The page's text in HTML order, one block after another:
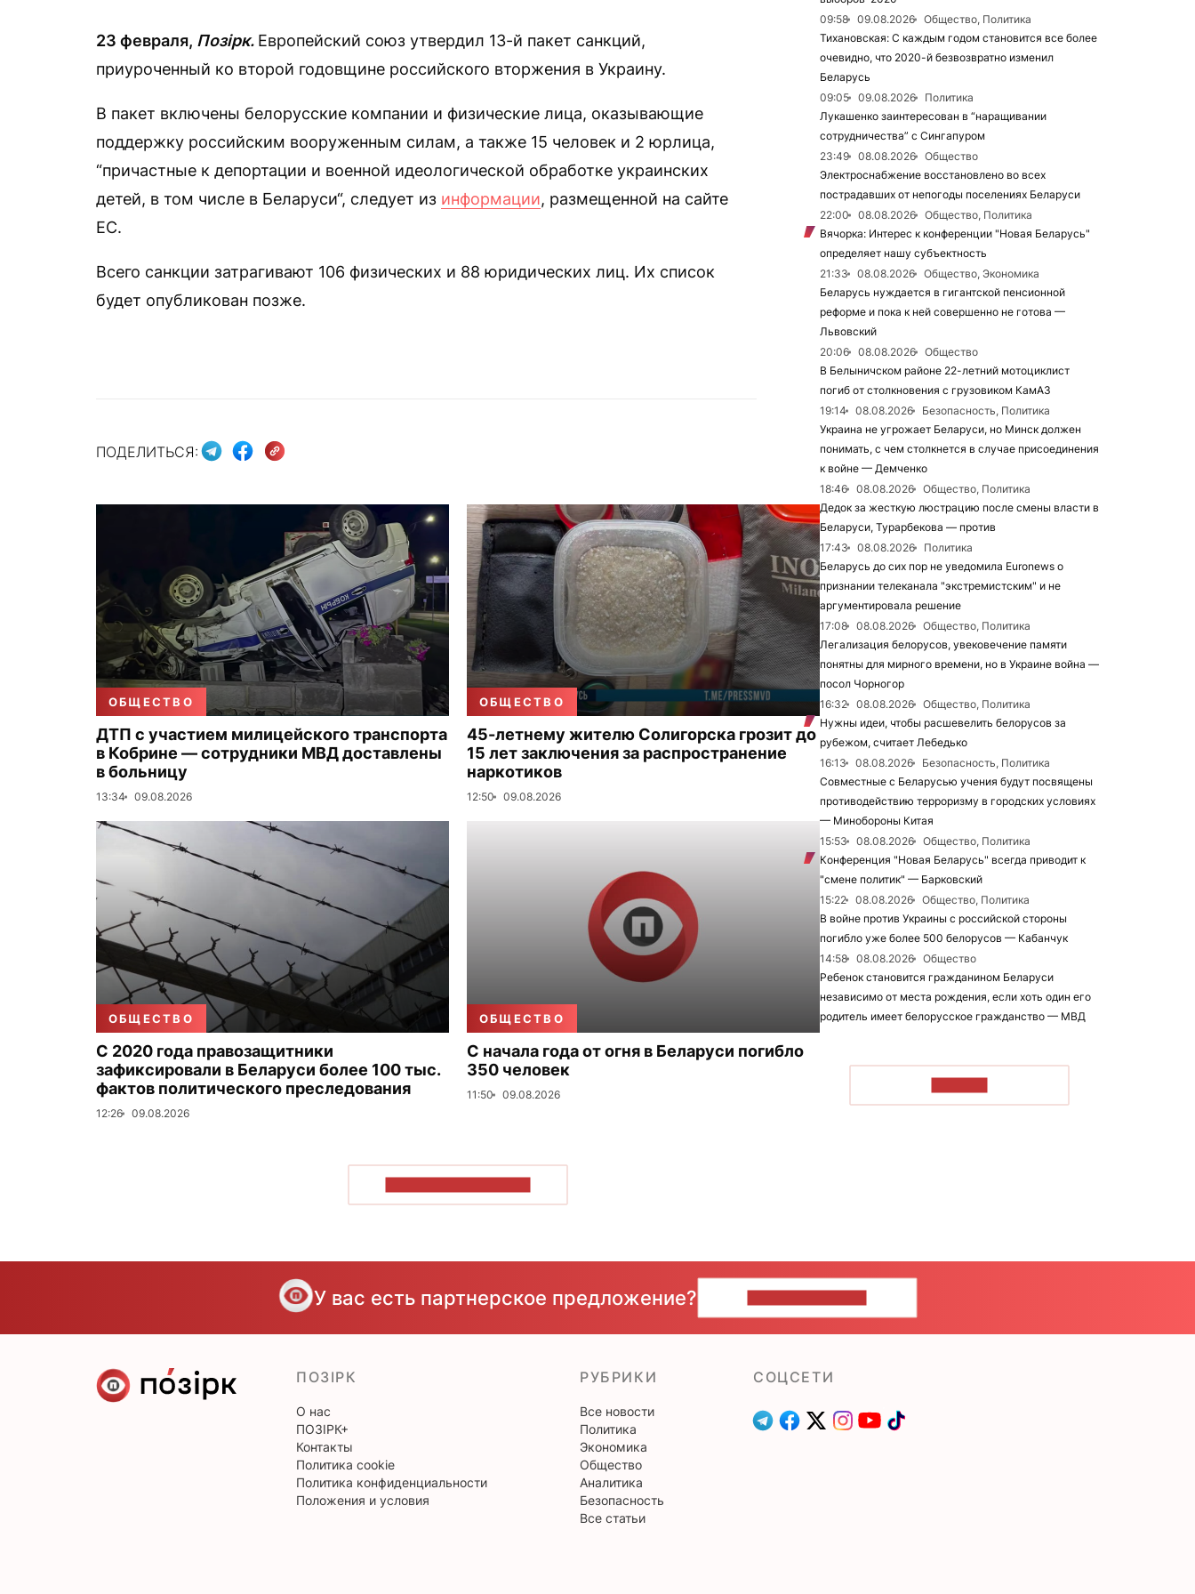
23 февраля, Позірк. Европейский союз утвердил 13-й пакет санкций,
приуроченный ко второй годовщине российского вторжения в Украину.
В пакет включены белорусские компании и физические лица, оказывающие
поддержку российским вооруженным силам, а также 15 человек и 2 юрлица,
“причастные к депортации и военной идеологической обработке украинских
детей, в том числе в Беларуси“, следует из информации, размещенной на сайте
ЕС.
Всего санкции затрагивают 106 физических и 88 юридических лиц. Их список
будет опубликован позже.
ПОДЕЛИТЬСЯ:
ОБЩЕСТВО
ДТП с участием милицейского транспорта
в Кобрине — сотрудники МВД доставлены
в больницу
13:34 09.08.2026
ОБЩЕСТВО
45-летнему жителю Солигорска грозит до
15 лет заключения за распространение
наркотиков
12:50 09.08.2026
ОБЩЕСТВО
С 2020 года правозащитники
зафиксировали в Беларуси более 100 тыс.
фактов политического преследования
12:26 09.08.2026
ОБЩЕСТВО
С начала года от огня в Беларуси погибло
350 человек
11:50 09.08.2026
09:58
09.08.2026
Общество, Политика
Тихановская: С каждым годом становится все более
очевидно, что 2020-й безвозвратно изменил
Беларусь
09:05
09.08.2026
Политика
Лукашенко заинтересован в “наращивании
сотрудничества” с Сингапуром
23:49
08.08.2026
Общество
Электроснабжение восстановлено во всех
пострадавших от непогоды поселениях Беларуси
22:00
08.08.2026
Общество, Политика
Вячорка: Интерес к конференции "Новая Беларусь"
определяет нашу субъектность
21:33
08.08.2026
Общество, Экономика
Беларусь нуждается в гигантской пенсионной
реформе и пока к ней совершенно не готова —
Львовский
20:06
08.08.2026
Общество
В Белыничском районе 22-летний мотоциклист
погиб от столкновения с грузовиком КамАЗ
19:14
08.08.2026
Безопасность, Политика
Украина не угрожает Беларуси, но Минск должен
понимать, с чем столкнется в случае присоединения
к войне — Демченко
18:46
08.08.2026
Общество, Политика
Дедок за жесткую люстрацию после смены власти в
Беларуси, Турарбекова — против
17:43
08.08.2026
Политика
Беларусь до сих пор не уведомила Euronews о
признании телеканала "экстремистским" и не
аргументировала решение
17:08
08.08.2026
Общество, Политика
Легализация белорусов, увековечение памяти
понятны для мирного времени, но в Украине война —
посол Чорногор
16:32
08.08.2026
Общество, Политика
Нужны идеи, чтобы расшевелить белорусов за
рубежом, считает Лебедько
16:13
08.08.2026
Безопасность, Политика
Совместные с Беларусью учения будут посвящены
противодействию терроризму в городских условиях
— Минобороны Китая
15:53
08.08.2026
Общество, Политика
Конференция "Новая Беларусь" всегда приводит к
"смене политик" — Барковский
15:22
08.08.2026
Общество, Политика
В войне против Украины с российской стороны
погибло уже более 500 белорусов — Кабанчук
14:58
08.08.2026
Общество
Ребенок становится гражданином Беларуси
независимо от места рождения, если хоть один его
родитель имеет белорусское гражданство — МВД
У вас есть партнерское предложение?
ПОЗІРК
О нас
ПОЗІРК+
Контакты
Политика cookie
Политика конфиденциальности
Положения и условия
РУБРИКИ
Все новости
Политика
Экономика
Общество
Аналитика
Безопасность
Все статьи
CОЦСЕТИ